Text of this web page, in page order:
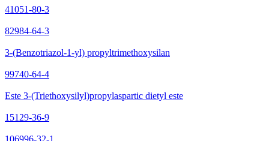
41051-80-3
82984-64-3
3-(Benzotriazol-1-yl) propyltrimethoxysilan
99740-64-4
Este 3-(Triethoxysilyl)propylaspartic dietyl este
15129-36-9
106996-32-1